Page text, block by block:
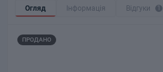
Огляд Інформація Відгуки 1
ПРОДАНО